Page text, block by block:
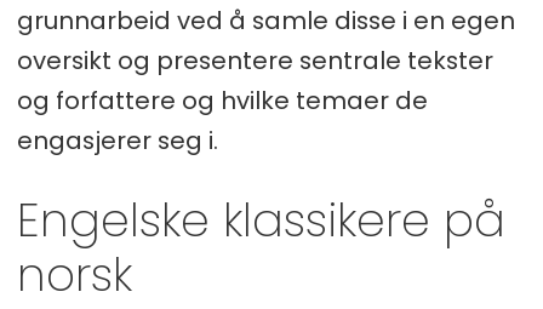
grunnarbeid ved å samle disse i en egen
oversikt og presentere sentrale tekster
og forfattere og hvilke temaer de
engasjerer seg i.
Engelske klassikere på
norsk